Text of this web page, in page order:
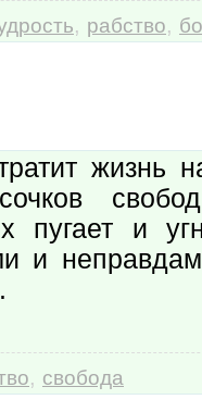
, рабство,
жизнь
пугает и
и
, свобода